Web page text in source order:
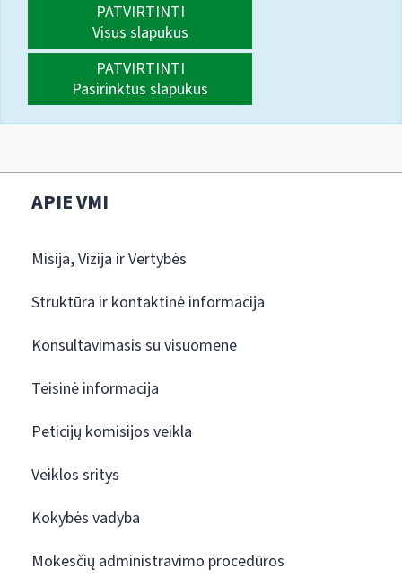
PATVIRTINTI
Visus slapukus
PATVIRTINTI
Pasirinktus slapukus
APIE VMI
Misija, Vizija ir Vertybės
Struktūra ir kontaktinė informacija
Konsultavimasis su visuomene
Teisinė informacija
Peticijų komisijos veikla
Veiklos sritys
Kokybės vadyba
Mokesčių administravimo procedūros